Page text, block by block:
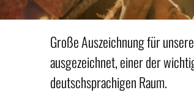
Große Auszeichnung für
ausgezeichnet, einer der
deutschsprachigen Raum.